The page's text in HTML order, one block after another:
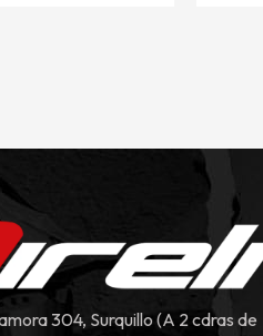
304, Surquillo (A 2 cdras de